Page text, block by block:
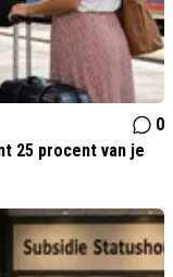
0
25 procent van je